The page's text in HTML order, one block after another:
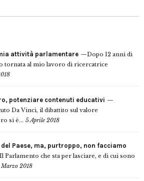
attività parlamentare
Dopo 12 anni di
tornata al mio lavoro di ricercatrice
potenziare contenuti educativi
Da Vinci, il dibattito sul valore
si è... 5 Aprile 2018
Paese, ma, purtroppo, non facciamo
Il Parlamento che sta per lasciare, e di cui sono
2018